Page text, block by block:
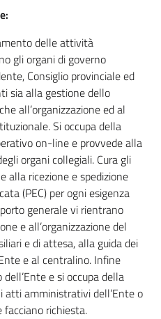
delle attività
gli organi di governo
Consiglio provinciale ed
sia alla gestione dello
all’organizzazione ed al
Si occupa della
on-line e provvede alla
organi collegiali. Cura gli
alla ricezione e spedizione
(PEC) per ogni esigenza
generale vi rientrano
e all’organizzazione del
e di attesa, alla guida dei
e al centralino. Infine
dell’Ente e si occupa della
atti amministrativi dell’Ente o
richiesta.